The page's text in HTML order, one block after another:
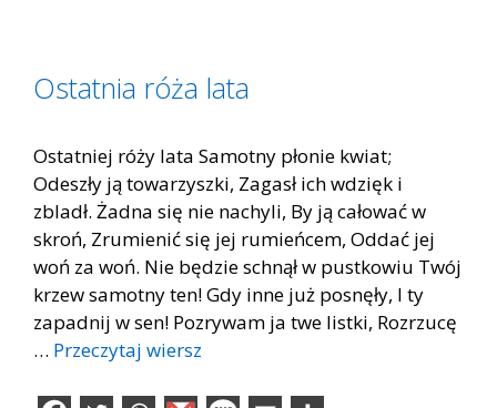
Ostatnia róża lata
Ostatniej róży lata Samotny płonie kwiat;
Odeszły ją towarzyszki, Zagasł ich wdzięk i
zbladł. Żadna się nie nachyli, By ją całować w
skroń, Zrumienić się jej rumieńcem, Oddać jej
woń za woń. Nie będzie schnął w pustkowiu Twój
krzew samotny ten! Gdy inne już posnęły, I ty
zapadnij w sen! Pozrywam ja twe listki, Rozrzucę
… Przeczytaj wiersz